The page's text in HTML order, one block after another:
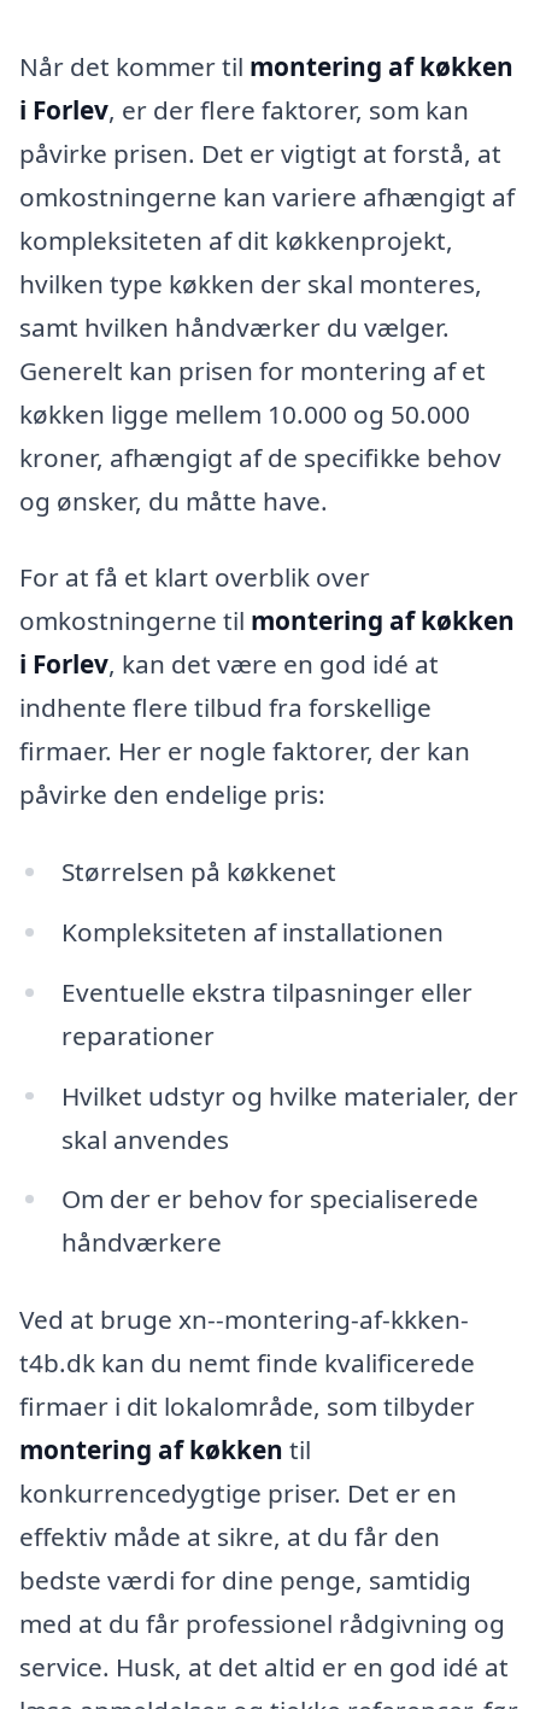
Når det kommer til montering af køkken
i Forlev, er der flere faktorer, som kan
påvirke prisen. Det er vigtigt at forstå, at
omkostningerne kan variere afhængigt af
kompleksiteten af dit køkkenprojekt,
hvilken type køkken der skal monteres,
samt hvilken håndværker du vælger.
Generelt kan prisen for montering af et
køkken ligge mellem 10.000 og 50.000
kroner, afhængigt af de specifikke behov
og ønsker, du måtte have.
For at få et klart overblik over
omkostningerne til montering af køkken
i Forlev, kan det være en god idé at
indhente flere tilbud fra forskellige
firmaer. Her er nogle faktorer, der kan
påvirke den endelige pris:
Størrelsen på køkkenet
Kompleksiteten af installationen
Eventuelle ekstra tilpasninger eller
reparationer
Hvilket udstyr og hvilke materialer, der
skal anvendes
Om der er behov for specialiserede
håndværkere
Ved at bruge xn--montering-af-kkken-
t4b.dk kan du nemt finde kvalificerede
firmaer i dit lokalområde, som tilbyder
montering af køkken til
konkurrencedygtige priser. Det er en
effektiv måde at sikre, at du får den
bedste værdi for dine penge, samtidig
med at du får professionel rådgivning og
service. Husk, at det altid er en god idé at